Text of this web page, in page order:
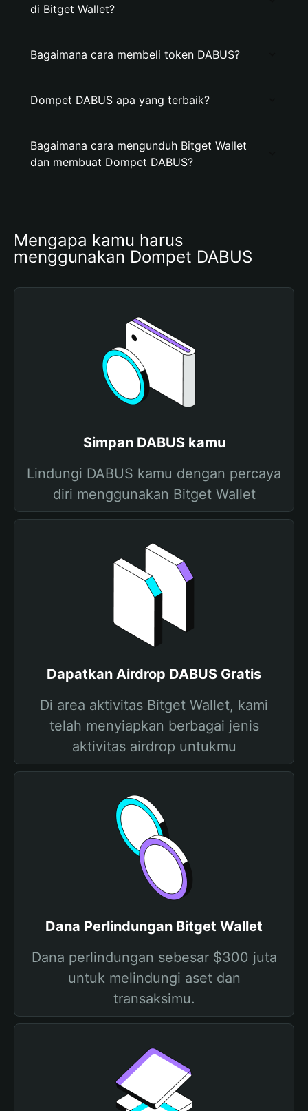
di Bitget Wallet?
Bagaimana cara membeli token DABUS?
Dompet DABUS apa yang terbaik?
Bagaimana cara mengunduh Bitget Wallet
dan membuat Dompet DABUS?
Mengapa kamu harus
menggunakan Dompet DABUS
Simpan DABUS kamu
Lindungi DABUS kamu dengan percaya
diri menggunakan Bitget Wallet
Dapatkan Airdrop DABUS Gratis
Di area aktivitas Bitget Wallet, kami
telah menyiapkan berbagai jenis
aktivitas airdrop untukmu
Dana Perlindungan Bitget Wallet
Dana perlindungan sebesar $300 juta
untuk melindungi aset dan
transaksimu.